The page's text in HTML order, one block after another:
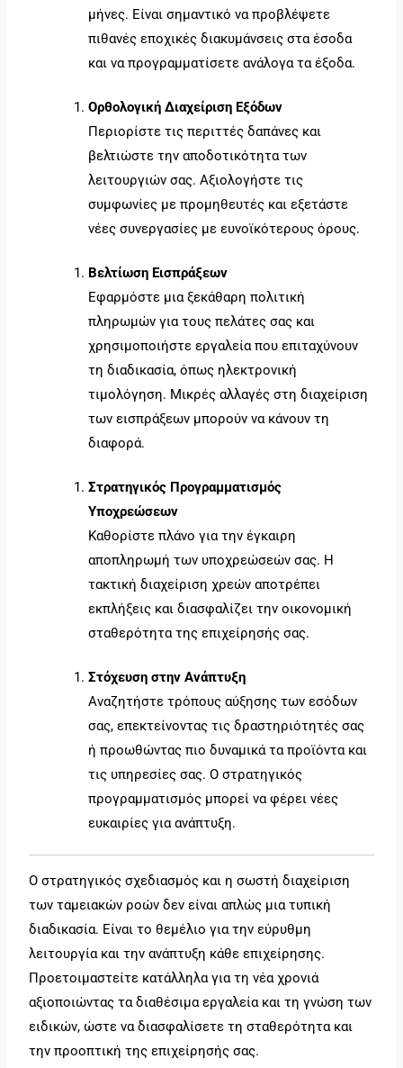
μήνες. Είναι σημαντικό να προβλέψετε
πιθανές εποχικές διακυμάνσεις στα έσοδα
και να προγραμματίσετε ανάλογα τα έξοδα.
Ορθολογική Διαχείριση Εξόδων
Περιορίστε τις περιττές δαπάνες και
βελτιώστε την αποδοτικότητα των
λειτουργιών σας. Αξιολογήστε τις
συμφωνίες με προμηθευτές και εξετάστε
νέες συνεργασίες με ευνοϊκότερους όρους.
Βελτίωση Εισπράξεων
Εφαρμόστε μια ξεκάθαρη πολιτική
πληρωμών για τους πελάτες σας και
χρησιμοποιήστε εργαλεία που επιταχύνουν
τη διαδικασία, όπως ηλεκτρονική
τιμολόγηση. Μικρές αλλαγές στη διαχείριση
των εισπράξεων μπορούν να κάνουν τη
διαφορά.
Στρατηγικός Προγραμματισμός
Υποχρεώσεων
Καθορίστε πλάνο για την έγκαιρη
αποπληρωμή των υποχρεώσεών σας. Η
τακτική διαχείριση χρεών αποτρέπει
εκπλήξεις και διασφαλίζει την οικονομική
σταθερότητα της επιχείρησής σας.
Στόχευση στην Ανάπτυξη
Αναζητήστε τρόπους αύξησης των εσόδων
σας, επεκτείνοντας τις δραστηριότητές σας
ή προωθώντας πιο δυναμικά τα προϊόντα και
τις υπηρεσίες σας. Ο στρατηγικός
προγραμματισμός μπορεί να φέρει νέες
ευκαιρίες για ανάπτυξη.
Ο στρατηγικός σχεδιασμός και η σωστή διαχείριση
των ταμειακών ροών δεν είναι απλώς μια τυπική
διαδικασία. Είναι το θεμέλιο για την εύρυθμη
λειτουργία και την ανάπτυξη κάθε επιχείρησης.
Προετοιμαστείτε κατάλληλα για τη νέα χρονιά
αξιοποιώντας τα διαθέσιμα εργαλεία και τη γνώση των
ειδικών, ώστε να διασφαλίσετε τη σταθερότητα και
την προοπτική της επιχείρησής σας.